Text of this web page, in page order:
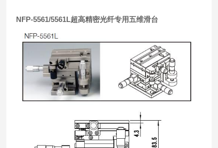
NFP-5561/5561L超高精密光纤专用五维滑台